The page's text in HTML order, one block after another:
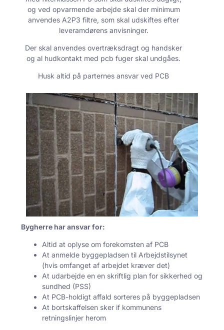
og ved opvarmende arbejde skal der minimum
anvendes A2P3 filtre, som skal udskiftes efter
leveramdørens anvisninger.
Der skal anvendes overtræksdragt og handsker
og al hudkontakt med pcb fuger skal undgåes.
Husk altid på parternes ansvar ved PCB
Bygherre har ansvar for:
Altid at oplyse om forekomsten af PCB
At anmelde byggepladsen til Arbejdstilsynet
(hvis omfanget af arbejdet kræver det)
At udarbejde en en skriftlig plan for sikkerhed og
sundhed (PSS)
At PCB-holdigt affald sorteres på byggepladsen
At bortskaffelsen sker if kommunens
retningslinjer herom